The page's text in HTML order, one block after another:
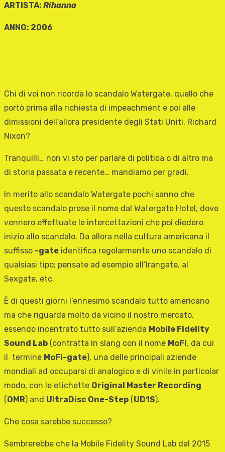
ARTISTA: Rihanna
ANNO: 2006
Chi di voi non ricorda lo scandalo Watergate, quello che
portò prima alla richiesta di impeachment e poi alle
dimissioni dell’allora presidente degli Stati Uniti, Richard
Nixon?
Tranquilli… non vi sto per parlare di politica o di altro ma
di storia passata e recente… mandiamo per gradi.
In merito allo scandalo Watergate pochi sanno che
questo scandalo prese il nome dal Watergate Hotel, dove
vennero effettuate le intercettazioni che poi diedero
inizio allo scandalo. Da allora nella cultura americana il
suffisso -gate identifica regolarmente uno scandalo di
qualsiasi tipo; pensate ad esempio all’Irangate, al
Sexgate, etc.
È di questi giorni l’ennesimo scandalo tutto americano
ma che riguarda molto da vicino il nostro mercato,
essendo incentrato tutto sull’azienda Mobile Fidelity
Sound Lab (contratta in slang con il nome MoFi, da cui
il termine MoFi-gate), una delle principali aziende
mondiali ad occuparsi di analogico e di vinile in particolar
modo, con le etichette Original Master Recording
( OMR) and UltraDisc One-Step ( UD1S).
Che cosa sarebbe successo?
Sembrerebbe che la Mobile Fidelity Sound Lab dal 2015